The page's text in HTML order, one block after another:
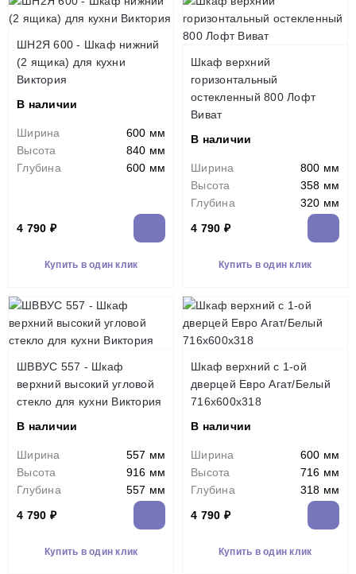
ШН2Я 600 - Шкаф нижний
(2 ящика) для кухни
Виктория
В наличии
Ширина
600 мм
Высота
840 мм
Глубина
600 мм
4 790 ₽
Купить в один клик
Шкаф верхний
горизонтальный
остекленный 800 Лофт
Виват
В наличии
Ширина
800 мм
Высота
358 мм
Глубина
320 мм
4 790 ₽
Купить в один клик
ШВВУС 557 - Шкаф
верхний высокий угловой
стекло для кухни Виктория
В наличии
Ширина
557 мм
Высота
916 мм
Глубина
557 мм
4 790 ₽
Купить в один клик
Шкаф верхний с 1-ой
дверцей Евро Агат/Белый
716х600х318
В наличии
Ширина
600 мм
Высота
716 мм
Глубина
318 мм
4 790 ₽
Купить в один клик